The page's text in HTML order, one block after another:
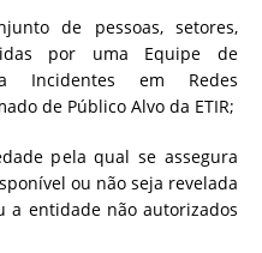
de pessoas, setores,
por uma Equipe de
Incidentes em Redes
de Público Alvo da ETIR;
pela qual se assegura
ou não seja revelada
a entidade não autorizados